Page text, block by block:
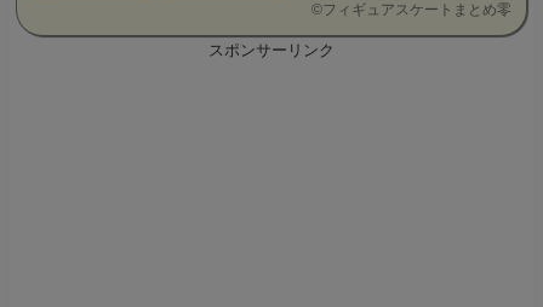
©フィギュアスケートまとめ零
スポンサーリンク